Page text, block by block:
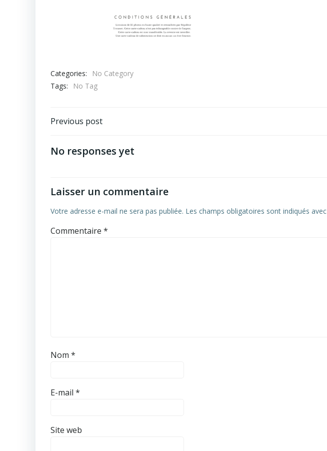
Categories:
No Category
Tags:
No Tag
Navigation
de
Previous post
No responses yet
Laisser un commentaire
Votre adresse e-mail ne sera pas publiée. Les champs obligatoires sont indiqués avec
Commentaire *
Nom *
E-mail *
Site web